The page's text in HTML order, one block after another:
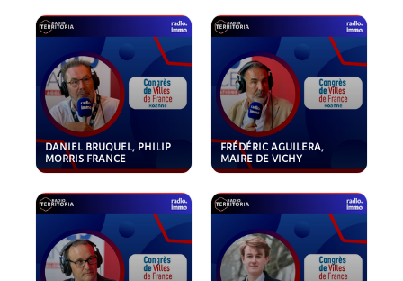
DANIEL BRUQUEL, PHILIP
MORRIS FRANCE
FRÉDÉRIC AGUILERA,
MAIRE DE VICHY